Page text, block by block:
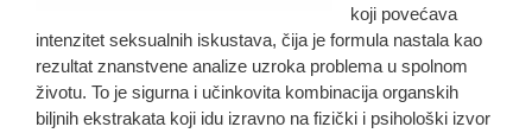
koji povećava
intenzitet seksualnih iskustava, čija je formula nastala kao
rezultat znanstvene analize uzroka problema u spolnom
životu. To je sigurna i učinkovita kombinacija organskih
biljnih ekstrakata koji idu izravno na fizički i psihološki izvor